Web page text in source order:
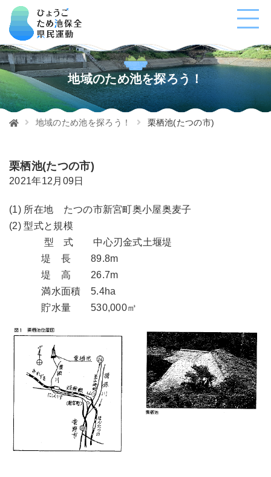
地域のため池を探ろう！
地域のため池を探ろう！ 栗栖池(たつの市)
栗栖池(たつの市)
2021年12月09日
(1) 所在地 たつの市新宮町奥小屋奥麦子
(2) 型式と規模
型 式 中心刃金式土堰堤
堤 長 89.8m
堤 高 26.7m
満水面積 5.4ha
貯水量 530,000㎥